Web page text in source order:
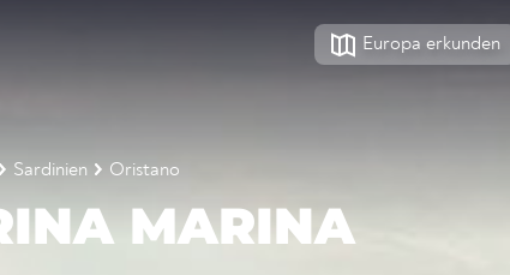
Europa erkunden
Sardinien Oristano
MARINA